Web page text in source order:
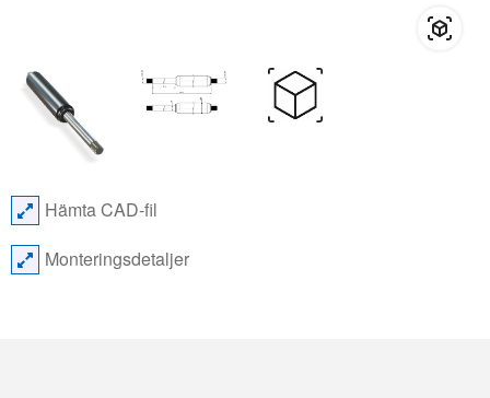
Hämta CAD-fil
Monteringsdetaljer